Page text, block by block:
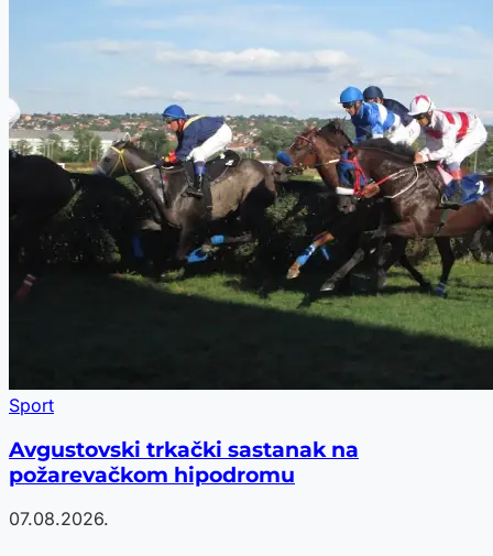
Sport
Avgustovski trkački sastanak na
požarevačkom hipodromu
07.08.2026.